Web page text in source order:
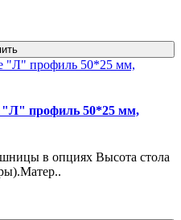
"Л" профиль 50*25 мм,
в опциях Высота стола